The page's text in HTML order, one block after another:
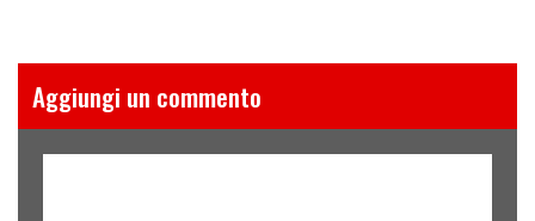
Aggiungi un commento